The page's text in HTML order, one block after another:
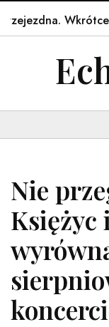
Wkrótce
Nie
Księżyc